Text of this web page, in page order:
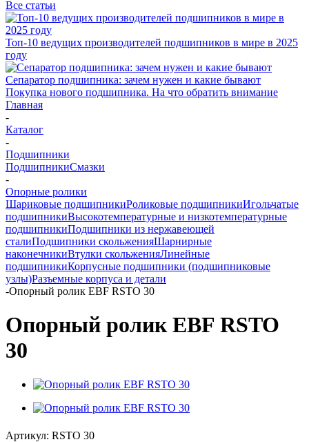
Все статьи
Топ-10 ведущих производителей подшипников в мире в 2025
году
Сепаратор подшипника: зачем нужен и какие бывают
Покупка нового подшипника. На что обратить внимание
Главная
-
Каталог
-
Подшипники
ПодшипникиСмазки
-
Опорные ролики
Шариковые подшипникиРоликовые подшипникиИгольчатые
подшипникиВысокотемпературные и низкотемпературные
подшипникиПодшипники из нержавеющей
сталиПодшипники скольженияШарнирные
наконечникиВтулки скольженияЛинейные
подшипникиКорпусные подшипники (подшипниковые
узлы)Разъемные корпуса и детали
-Опорный ролик EBF RSTO 30
Опорный ролик EBF RSTO
30
Артикул: RSTO 30